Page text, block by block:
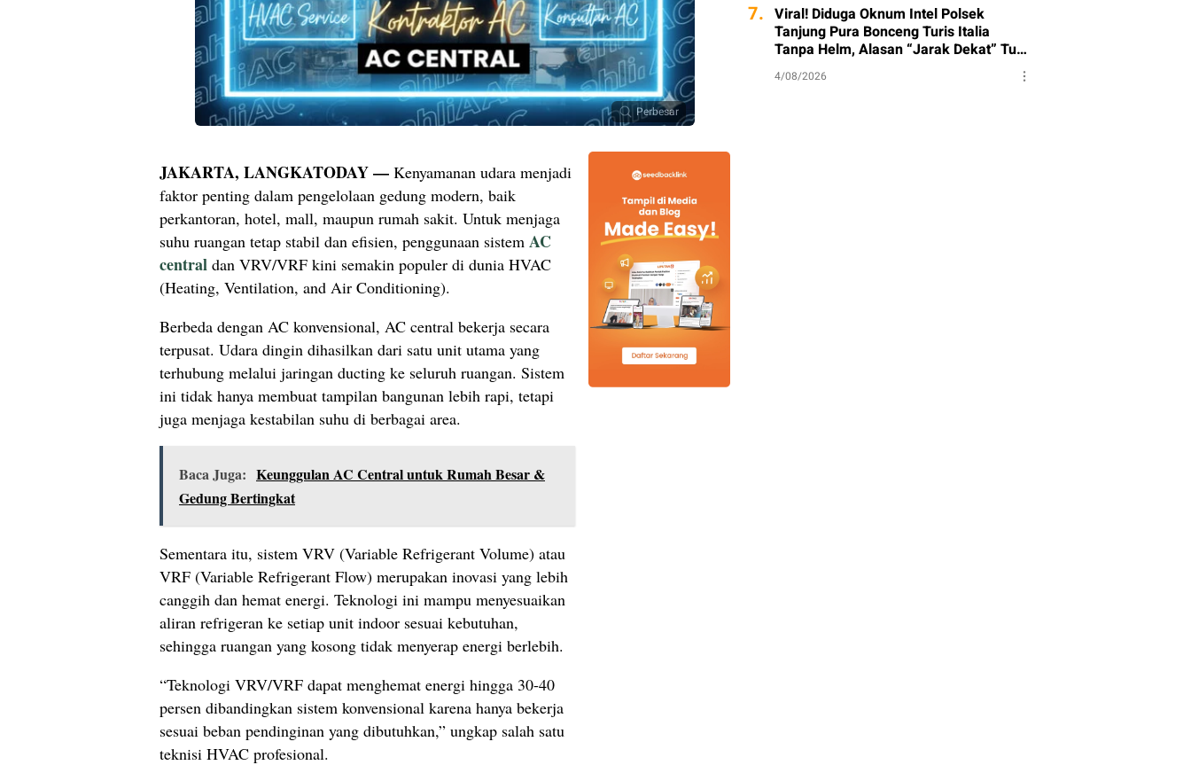
Perbesar
JAKARTA, LANGKATODAY — Kenyamanan udara menjadi
faktor penting dalam pengelolaan gedung modern, baik
perkantoran, hotel, mall, maupun rumah sakit. Untuk menjaga
suhu ruangan tetap stabil dan efisien, penggunaan sistem AC
central dan VRV/VRF kini semakin populer di dunia HVAC
(Heating, Ventilation, and Air Conditioning).
Berbeda dengan AC konvensional, AC central bekerja secara
terpusat. Udara dingin dihasilkan dari satu unit utama yang
terhubung melalui jaringan ducting ke seluruh ruangan. Sistem
ini tidak hanya membuat tampilan bangunan lebih rapi, tetapi
juga menjaga kestabilan suhu di berbagai area.
Baca Juga: Keunggulan AC Central untuk Rumah Besar &
Gedung Bertingkat
Sementara itu, sistem VRV (Variable Refrigerant Volume) atau
VRF (Variable Refrigerant Flow) merupakan inovasi yang lebih
canggih dan hemat energi. Teknologi ini mampu menyesuaikan
aliran refrigeran ke setiap unit indoor sesuai kebutuhan,
sehingga ruangan yang kosong tidak menyerap energi berlebih.
“Teknologi VRV/VRF dapat menghemat energi hingga 30-40
persen dibandingkan sistem konvensional karena hanya bekerja
sesuai beban pendinginan yang dibutuhkan,” ungkap salah satu
teknisi HVAC profesional.
7. Viral! Diduga Oknum Intel Polsek
Tanjung Pura Bonceng Turis Italia
Tanpa Helm, Alasan “Jarak Dekat” Tuai
Sorotan
4/08/2026